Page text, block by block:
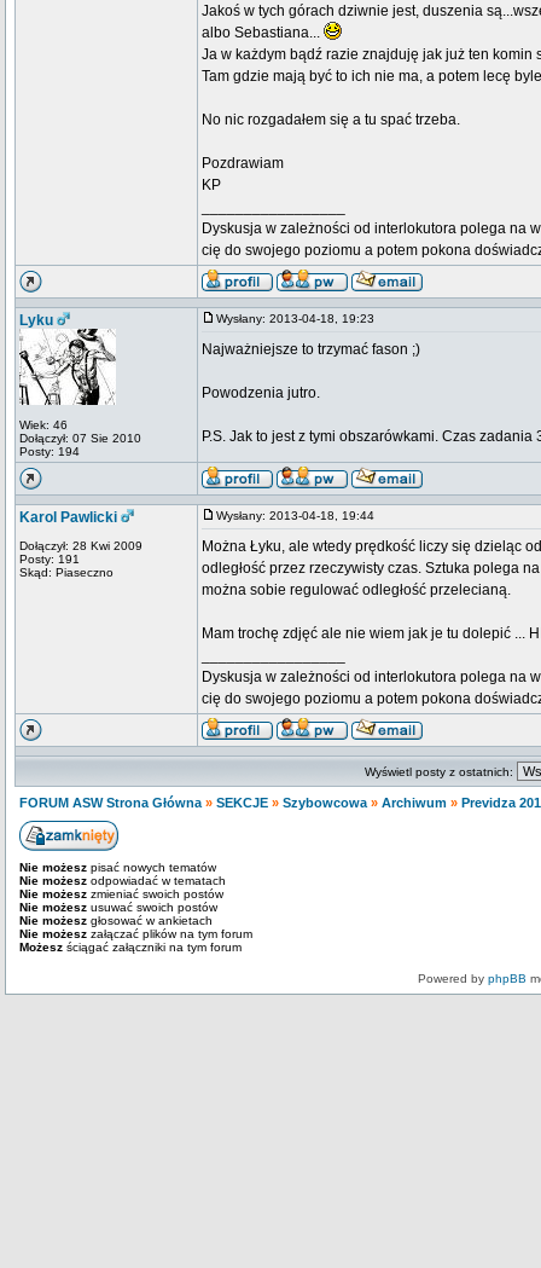
Jakoś w tych górach dziwnie jest, duszenia
albo Sebastiana...
Ja w każdym bądź razie znajduję jak już ten komin
Tam gdzie mają być to ich nie ma, a potem lecę
No nic rozgadałem się a tu spać trzeba.
Pozdrawiam
KP
Dyskusja w zależności od interlokutora polega na
cię do swojego poziomu a potem pokona
Lyku
Wiek: 46
Dołączył: 07 Sie 2010
Posty: 194
Wysłany: 2013-04-18, 19:23
Najważniejsze to trzymać fason ;)
Powodzenia jutro.
P.S. Jak to jest z tymi obszarówkami. Czas
Karol Pawlicki
Dołączył: 28 Kwi 2009
Posty: 191
Skąd: Piaseczno
Wysłany: 2013-04-18, 19:44
Można Łyku, ale wtedy prędkość liczy się dzieląc
odległość przez rzeczywisty czas. Sztuka polega
można sobie regulować odległość przelecianą.
Mam trochę zdjęć ale nie wiem jak je tu dolepić ...
Dyskusja w zależności od interlokutora polega na
cię do swojego poziomu a potem pokona
Wyświetl posty z ostatnich:
FORUM ASW Strona Główna » SEKCJE » Szybowcowa » Archiwum » Previdza
Nie możesz pisać nowych tematów
Nie możesz odpowiadać w tematach
Nie możesz zmieniać swoich postów
Nie możesz usuwać swoich postów
Nie możesz głosować w ankietach
Nie możesz załączać plików na tym forum
Możesz ściągać załączniki na tym forum
Powered by phpBB